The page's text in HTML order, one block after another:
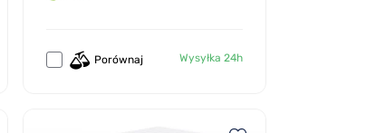
Porównaj Wysyłka 24h